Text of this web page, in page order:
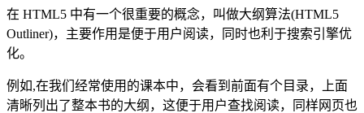
在 HTML5 中有一个很重要的概念，叫做大纲算法(HTML5
Outliner)，主要作用是便于用户阅读，同时也利于搜索引擎优
化。
例如,在我们经常使用的课本中，会看到前面有个目录，上面
清晰列出了整本书的大纲，这便于用户查找阅读，同样网页也